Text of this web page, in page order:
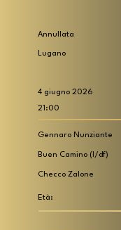
Annullata
4 giugno 2026
Lugano
21:00
Gennaro Nunziante
Buen Camino (I/df)
Checco Zalone
Età: